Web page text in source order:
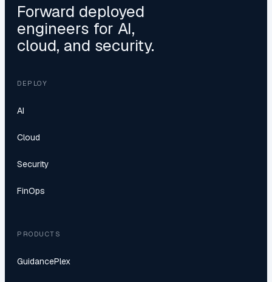
Forward deployed
engineers for AI,
cloud, and security.
DEPLOY
AI
Cloud
Security
FinOps
PRODUCTS
GuidancePlex